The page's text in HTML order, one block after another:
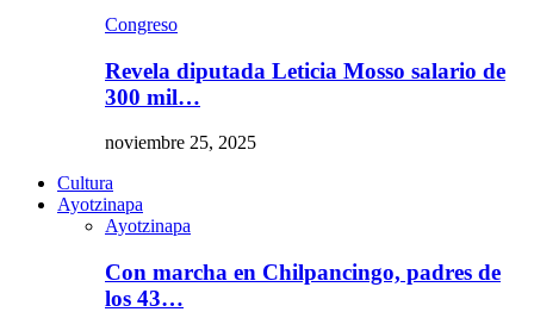
Congreso
Revela diputada Leticia Mosso salario de
300 mil…
noviembre 25, 2025
Cultura
Ayotzinapa
Ayotzinapa
Con marcha en Chilpancingo, padres de
los 43…